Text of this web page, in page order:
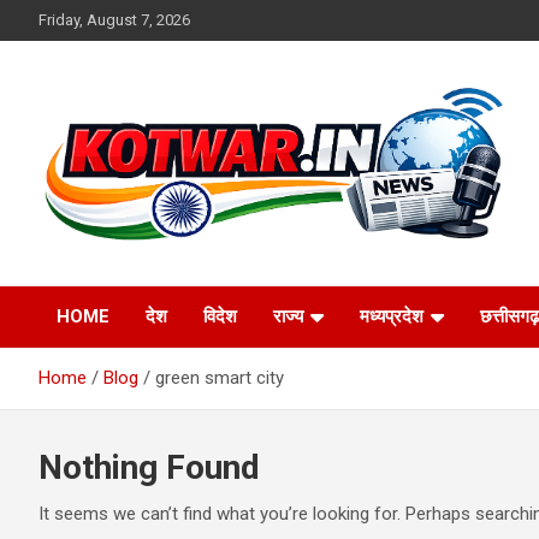
to
Friday, August 7, 2026
kotwar.in
HOME देश विदेश राज्य मध्यप्रदेश छत्तीसगढ़
Home Blog green smart city
Nothing Found
It seems we can’t find what you’re looking for. Perhaps